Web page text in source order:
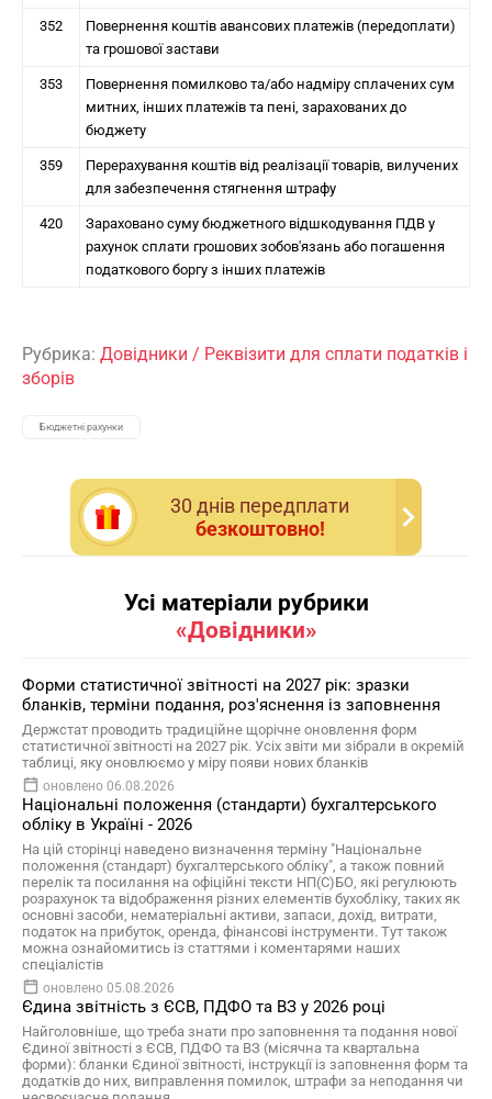
352
Повернення коштів авансових платежів (передоплати)
та грошової застави
353
Повернення помилково та/або надміру сплачених сум
митних, інших платежів та пені, зарахованих до
бюджету
359
Перерахування коштів від реалізації товарів, вилучених
для забезпечення стягнення штрафу
420
Зараховано суму бюджетного відшкодування ПДВ у
рахунок сплати грошових зобов'язань або погашення
податкового боргу з інших платежів
Рубрика: Довідники / Реквізити для сплати податків і
зборів
Бюджетні рахунки
30 днiв передплати
безкоштовно!
Усі матеріали рубрики
«Довідники»
Форми статистичної звітності на 2027 рік: зразки
бланків, терміни подання, роз'яснення із заповнення
Держстат проводить традиційне щорічне оновлення форм
статистичної звітності на 2027 рік. Усіх звіти ми зібрали в окремій
таблиці, яку оновлюємо у міру появи нових бланків
оновлено 06.08.2026
Національні положення (стандарти) бухгалтерського
обліку в Україні - 2026
На цій сторінці наведено визначення терміну "Національне
положення (стандарт) бухгалтерського обліку", а також повний
перелік та посилання на офіційні тексти НП(С)БО, які регулюють
розрахунок та відображення різних елементів бухобліку, таких як
основні засоби, нематеріальні активи, запаси, дохід, витрати,
податок на прибуток, оренда, фінансові інструменти. Тут також
можна ознайомитись із статтями і коментарями наших
спеціалістів
оновлено 05.08.2026
Єдина звітність з ЄСВ, ПДФО та ВЗ у 2026 році
Найголовніше, що треба знати про заповнення та подання нової
Єдиної звітності з ЄСВ, ПДФО та ВЗ (місячна та квартальна
форми): бланки Єдиної звітності, інструкції із заповнення форм та
додатків до них, виправлення помилок, штрафи за неподання чи